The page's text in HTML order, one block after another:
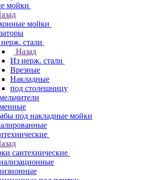
мойки
мойки
стали
Назад
Из нерж. стали
Врезные
Накладные
под столешницу
под накладные мойки
сантехнические